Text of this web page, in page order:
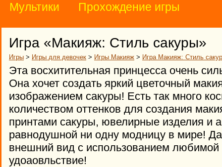
Мультики Прохождение игры
Игра «Макияж: Стиль сакуры»
Игры > Игры для девочек > Игры Макияж > Игра Макияж: Стиль
Эта восхитительная принцесса очень
Она хочет создать яркий цветочный
изображением сакуры! Есть так много
количеством оттенков для создания
принтами сакуры, ювелирные изделия и
равнодушной ни одну модницу в мире!
внешний вид с использованием любимой
удоаовльствие!